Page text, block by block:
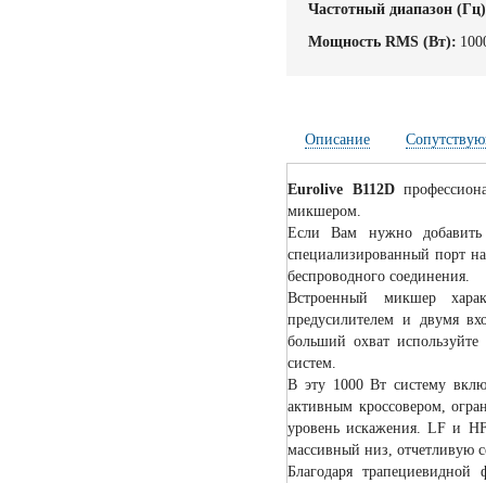
Частотный диапазон
Мощность RMS (Вт):
Описание
Eurolive B112D
микшером.
Если Вам нужно
специализированный порт
беспроводного соединения.
Встроенный микшер
предусилителем и двумя
больший охват
систем.
В эту 1000 Вт систему
активным кроссовером,
уровень искажения. LF и
массивный низ, отчетливую
Благодаря